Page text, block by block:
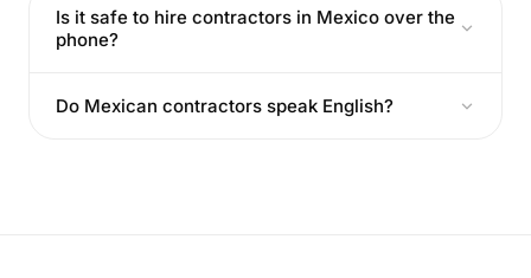
Is it safe to hire contractors in Mexico over the
phone?
Do Mexican contractors speak English?